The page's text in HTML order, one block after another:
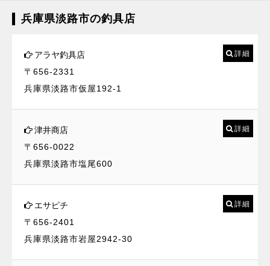
兵庫県淡路市の釣具店
アラヤ釣具店
〒656-2331
兵庫県淡路市仮屋192-1
詳細
津井商店
〒656-0022
兵庫県淡路市塩尾600
詳細
エサピチ
〒656-2401
兵庫県淡路市岩屋2942-30
詳細